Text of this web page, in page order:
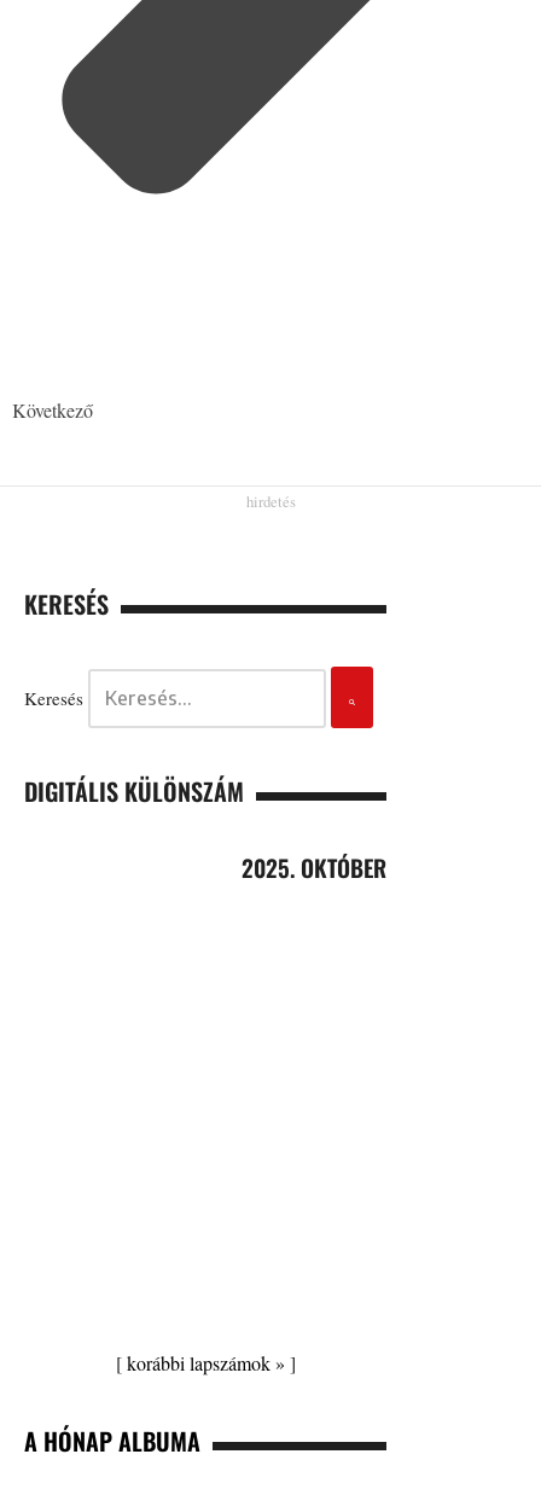
Következő
KERESÉS
Keresés
DIGITÁLIS KÜLÖNSZÁM
2025. OKTÓBER
[korábbi lapszámok » ]
A HÓNAP ALBUMA